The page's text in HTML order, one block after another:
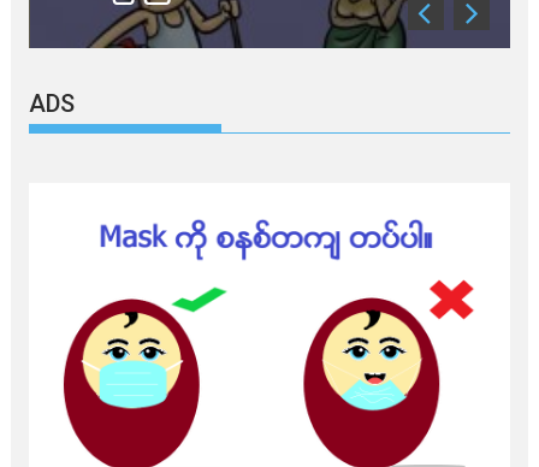
ADS